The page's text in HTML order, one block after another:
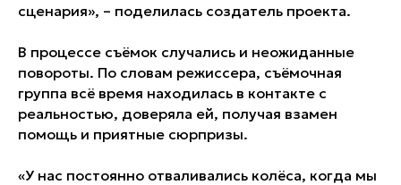
сценария», – поделилась создатель проекта.
В процессе съёмок случались и неожиданные
повороты. По словам режиссера, съёмочная
группа всё время находилась в контакте с
реальностью, доверяла ей, получая взамен
помощь и приятные сюрпризы.
«У нас постоянно отваливались колёса, когда мы